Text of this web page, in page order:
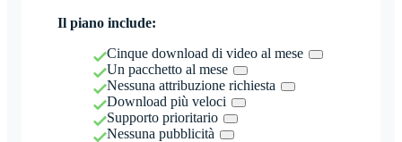
Il piano include:
Cinque download di video al mese
Un pacchetto al mese
Nessuna attribuzione richiesta
Download più veloci
Supporto prioritario
Nessuna pubblicità